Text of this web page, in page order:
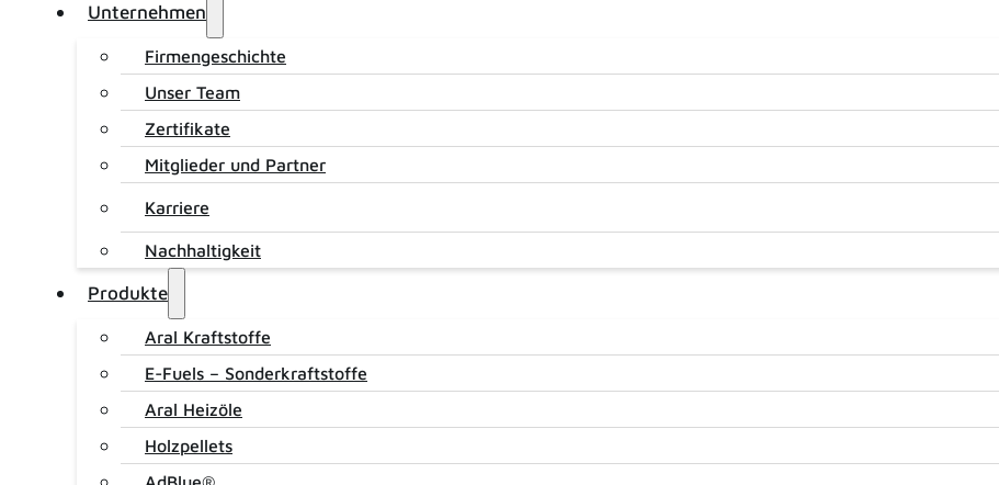
Unternehmen
Firmengeschichte
Unser Team
Zertifikate
Mitglieder und Partner
Karriere
Nachhaltigkeit
Produkte
Aral Kraftstoffe
E-Fuels – Sonderkraftstoffe
Aral Heizöle
Holzpellets
Produkte
Tankstellen
LD Waschpark
Entsorgung
Kontakt
LD Waschpark